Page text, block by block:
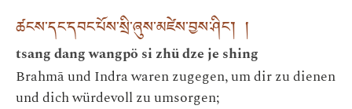
ཚངས་དང་དབང་པོས་སྲི་ཞུས་མཛེས་བྱས་ཤིང་། །
tsang dang wangpö si zhü dze je shing
Brahmā und Indra waren zugegen, um dir zu dienen
und dich würdevoll zu umsorgen;